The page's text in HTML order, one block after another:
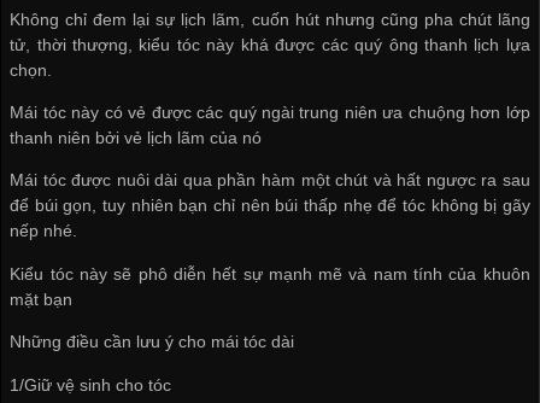
Không chỉ đem lại sự lịch lãm, cuốn hút nhưng cũng pha chút lãng
tử, thời thượng, kiểu tóc này khá được các quý ông thanh lịch lựa
chọn.
Mái tóc này có vẻ được các quý ngài trung niên ưa chuộng hơn lớp
thanh niên bởi vẻ lịch lãm của nó
Mái tóc được nuôi dài qua phần hàm một chút và hất ngược ra sau
để búi gọn, tuy nhiên bạn chỉ nên búi thấp nhẹ để tóc không bị gãy
nếp nhé.
Kiểu tóc này sẽ phô diễn hết sự mạnh mẽ và nam tính của khuôn
mặt bạn
Những điều cần lưu ý cho mái tóc dài
1/Giữ vệ sinh cho tóc